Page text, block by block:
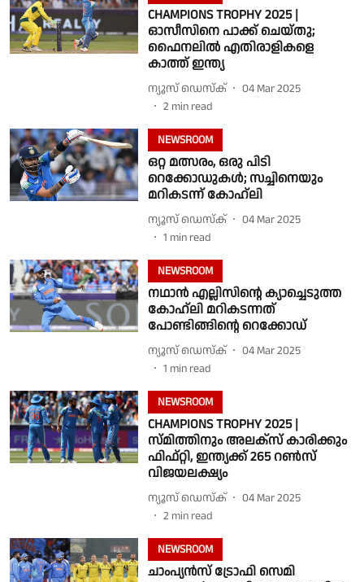
CHAMPIONS TROPHY 2025 |
ഓസീസിനെ പാക്ക് ചെയ്തു;
ഫൈനലില്‍ എതിരാളികളെ
കാത്ത് ഇന്ത്യ
ന്യൂസ് ഡെസ്ക്
04 Mar 2025
2 min read
NEWSROOM
ഒറ്റ മത്സരം, ഒരു പിടി
റെക്കോഡുകള്‍; സച്ചിനെയും
മറികടന്ന് കോഹ്‍ലി
ന്യൂസ് ഡെസ്ക്
04 Mar 2025
1 min read
NEWSROOM
നഥാന്‍ എല്ലിസിന്റെ ക്യാച്ചെടുത്ത
കോഹ്‍ലി മറികടന്നത്
പോണ്ടിങ്ങിന്റെ റെക്കോഡ്
ന്യൂസ് ഡെസ്ക്
04 Mar 2025
1 min read
NEWSROOM
CHAMPIONS TROPHY 2025 |
സ്മിത്തിനും അലക്സ് കാരിക്കും
ഫിഫ്റ്റി, ഇന്ത്യക്ക് 265 റൺസ്
വിജയലക്ഷ്യം
ന്യൂസ് ഡെസ്ക്
04 Mar 2025
2 min read
NEWSROOM
ചാംപ്യൻസ് ട്രോഫി സെമി